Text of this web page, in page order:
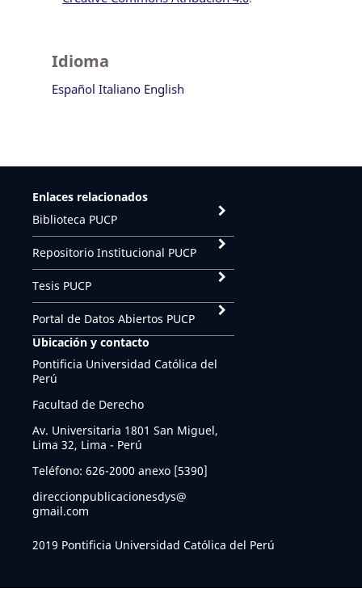
Idioma
Español Italiano English
Enlaces relacionados
Biblioteca PUCP
Repositorio Institucional PUCP
Tesis PUCP
Portal de Datos Abiertos PUCP
Ubicación y contacto
Pontificia Universidad Católica del
Perú
Facultad de Derecho
Av. Universitaria 1801 San Miguel,
Lima 32, Lima - Perú
Teléfono: 626-2000 anexo [5390]
direccionpublicacionesdys@
gmail.com
2019 Pontificia Universidad Católica del Perú